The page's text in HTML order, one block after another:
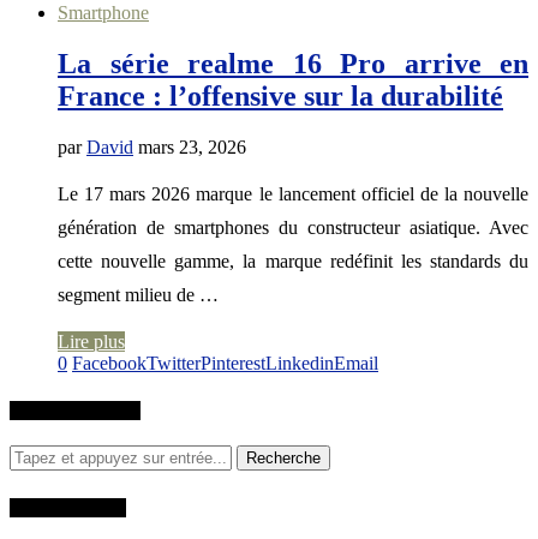
Smartphone
La série realme 16 Pro arrive en
France : l’offensive sur la durabilité
parDavid mars 23, 2026
Le 17 mars 2026 marque le lancement officiel de la nouvelle
génération de smartphones du constructeur asiatique. Avec
cette nouvelle gamme, la marque redéfinit les standards du
segment milieu de …
Lire plus
0 FacebookTwitterPinterestLinkedinEmail